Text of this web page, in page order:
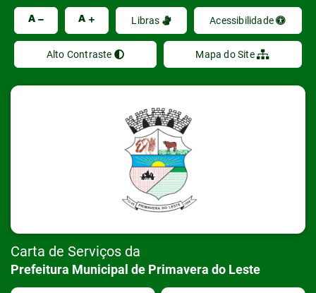
A A Libras Acessibilidade
Alto Contraste Mapa do Site
Carta de Serviços da
Prefeitura Municipal de Primavera do Leste